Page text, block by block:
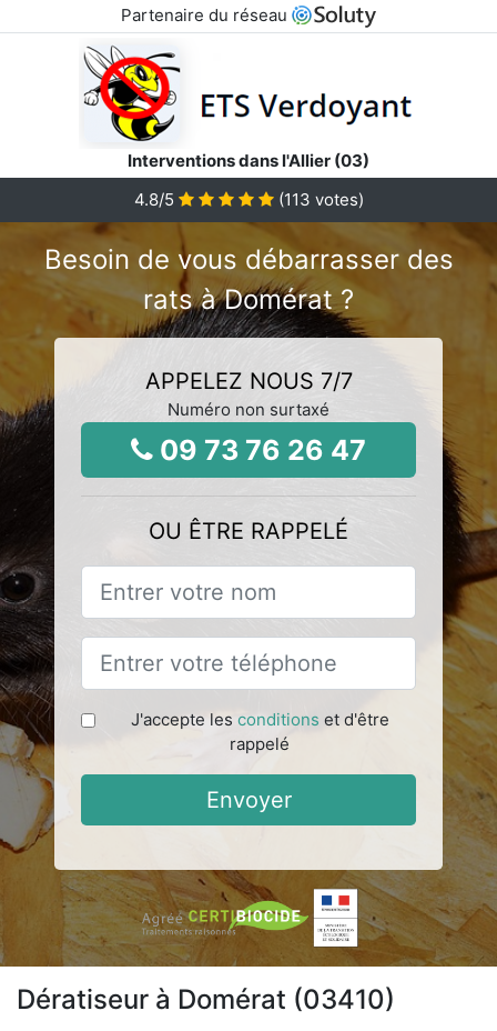
Partenaire du réseau
Interventions dans l'Allier (03)
4.8/5 (113 votes)
Besoin de vous débarrasser des
rats à Domérat ?
APPELEZ NOUS 7/7
Numéro non surtaxé
09 73 76 26 47
OU ÊTRE RAPPELÉ
J'accepte les conditions et d'être
rappelé
Envoyer
Dératiseur à Domérat (03410)